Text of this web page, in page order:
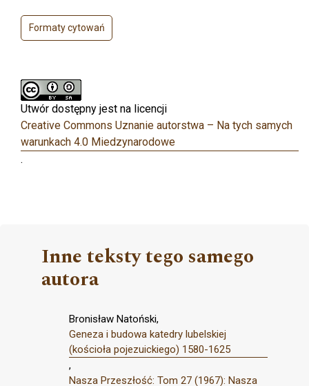
Formaty cytowań
Utwór dostępny jest na licencji
Creative Commons Uznanie autorstwa – Na tych samych
warunkach 4.0 Miedzynarodowe
.
Inne teksty tego samego
autora
Bronisław Natoński,
Geneza i budowa katedry lubelskiej
(kościoła pojezuickiego) 1580-1625
,
Nasza Przeszłość: Tom 27 (1967): Nasza